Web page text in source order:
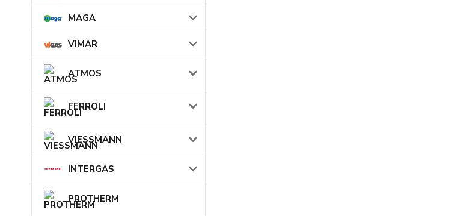
MAGA
VIMAR
ATMOS
FERROLI
VIESSMANN
INTERGAS
PROTHERM